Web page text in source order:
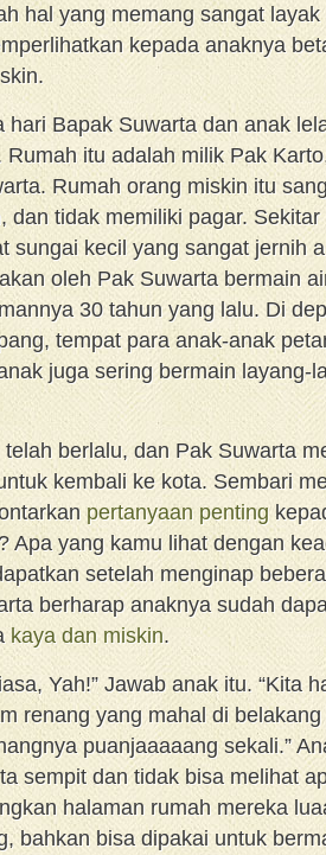
hal yang memang sangat
kepada anaknya
hari Bapak Suwarta dan anak
Rumah itu adalah milik Pak
Rumah orang miskin itu
dan tidak memiliki pagar.
sungai kecil yang sangat jernih
oleh Pak Suwarta bermain
30 tahun yang lalu. Di
tempat para anak-anak
juga sering bermain layang-
berlalu, dan Pak Suwarta
kembali ke kota. Sembari
pertanyaan penting
Apa yang kamu lihat dengan
setelah menginap
berharap anaknya sudah
kaya dan miskin.
Yah!” Jawab anak itu. “Kita
renang yang mahal di
puanjaaaaang sekali.”
sempit dan tidak bisa melihat
halaman rumah mereka
bahkan bisa dipakai untuk